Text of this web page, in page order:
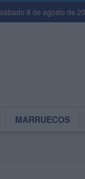
sábado 8 de agosto de
MARRUECOS